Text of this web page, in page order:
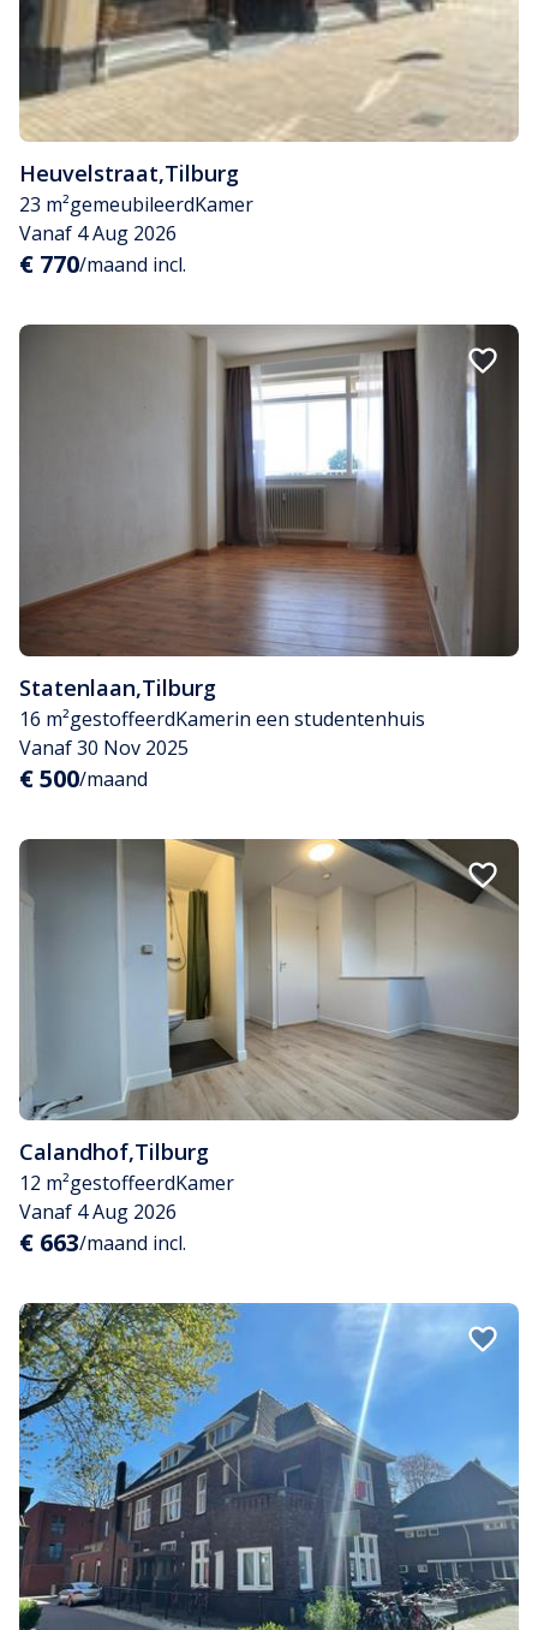
Heuvelstraat,Tilburg
23 m²gemeubileerdKamer
Vanaf 4 Aug 2026
€ 770/maand incl.
Statenlaan,Tilburg
16 m²gestoffeerdKamerin een studentenhuis
Vanaf 30 Nov 2025
€ 500/maand
Calandhof,Tilburg
12 m²gestoffeerdKamer
Vanaf 4 Aug 2026
€ 663/maand incl.